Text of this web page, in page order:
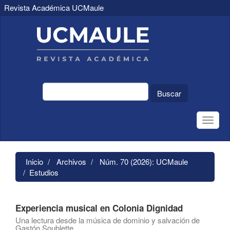
Revista Académica UCMaule
principal
Contenido
principal
Barra
Buscar
Toggle
Inicio Archivos
Núm. 70 (2026): UCMaule
Estudios
Experiencia musical en Colonia Dignidad
Una lectura desde la música de dominio y salvación de
Gastón Soublette